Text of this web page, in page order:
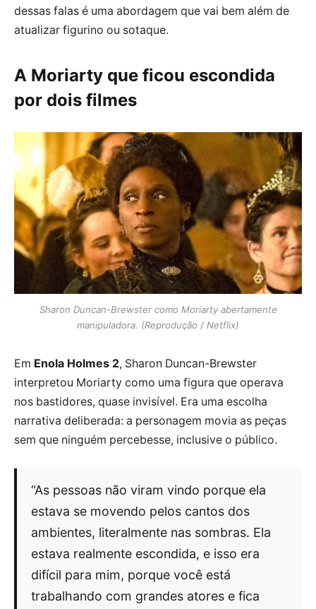
dessas falas é uma abordagem que vai bem além de
atualizar figurino ou sotaque.
A Moriarty que ficou escondida
por dois filmes
Sharon Duncan-Brewster como Moriarty abertamente
manipuladora. (Reprodução / Netflix)
Em Enola Holmes 2, Sharon Duncan-Brewster
interpretou Moriarty como uma figura que operava
nos bastidores, quase invisível. Era uma escolha
narrativa deliberada: a personagem movia as peças
sem que ninguém percebesse, inclusive o público.
“As pessoas não viram vindo porque ela
estava se movendo pelos cantos dos
ambientes, literalmente nas sombras. Ela
estava realmente escondida, e isso era
difícil para mim, porque você está
trabalhando com grandes atores e fica